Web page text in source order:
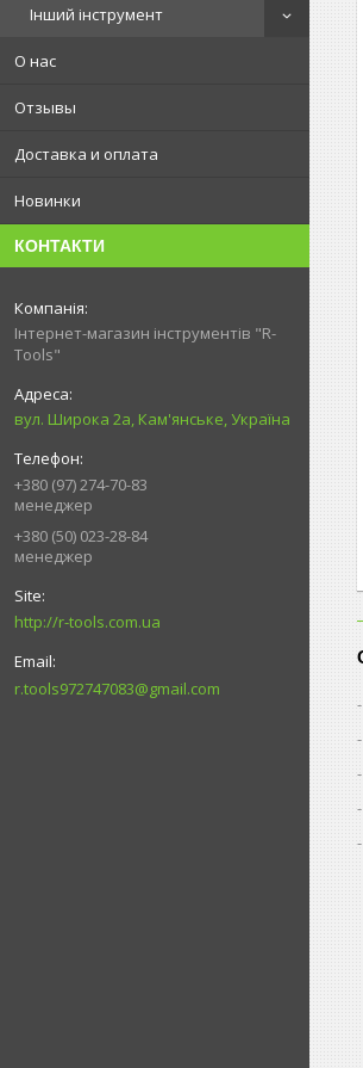
Інший інструмент
О нас
Отзывы
Доставка и оплата
Новинки
КОНТАКТИ
Інтернет-магазин інструментів "R-
Tools"
вул. Широка 2а, Кам'янське, Україна
+380 (97) 274-70-83
менеджер
+380 (50) 023-28-84
менеджер
http://r-tools.com.ua
r.tools972747083@gmail.com